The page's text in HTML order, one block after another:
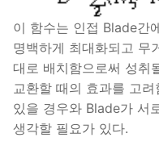
이 함수는 인접 Blade간
명백하게 최대화되고 무
대로 배치함으로써 성취
교환할 때의 효과를 고
있을 경우와 Blade가 서
생각할 필요가 있다.